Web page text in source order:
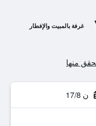
غرفة بالمبيت والإفطار
ن 17/8